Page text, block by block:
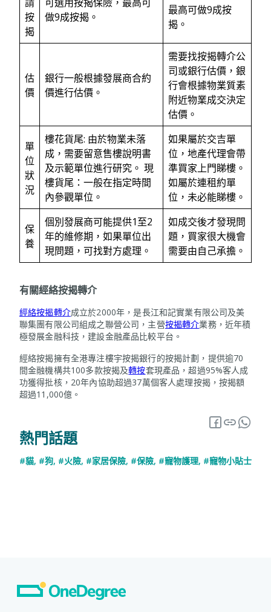
按
揭
做9成按揭。
最高可做9成按
揭。
估
價
銀行一般根據發展商合約
價進行估價。
需要找按揭轉介公
司或銀行估價，銀
行會根據物業質素
附近物業成交決定
估價。
單
位
狀
況
樓花貨尾: 由於物業未落
成，需要留意售樓說明書
及示範單位進行研究。 現
樓貨尾：一般在指定時間
內參觀單位。
如果屬於交吉單
位，地產代理會帶
準買家上門睇樓。
如屬於連租約單
位，未必能睇樓。
保
養
個別發展商可能提供1至2
年的維修期，如果單位出
現問題，可找對方處理。
如成交後才發現問
題，買家很大機會
需要由自己承擔。
有關經絡按揭轉介
經絡按揭轉介成立於2000年，是長江和記實業有限公司及美
聯集團有限公司組成之聯營公司，主營按揭轉介業務，近年積
極發展金融科技，建設金融產品比較平台。
經絡按揭擁有全港專注樓宇按揭銀行的按揭計劃，提供逾70
間金融機構共100多款按揭及轉按套現產品，超過95%客人成
功獲得批核，20年內協助超過37萬個客人處理按揭，按揭額
超過11,000億。
熱門話題
#貓, #狗, #火險, #家居保險, #保險, #寵物護理, #寵物小貼士